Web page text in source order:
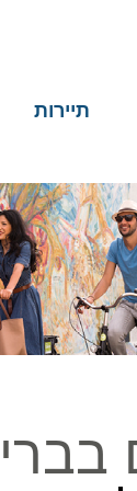
תיירות